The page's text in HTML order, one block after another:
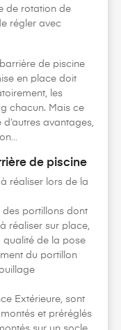
de rotation de
régler avec
de piscine
en place doit
les
chacun. Mais ce
avantages,
de piscine
à réaliser lors de la
portillons dont
réaliser sur place,
qualité de la pose
du portillon
Extérieure, sont
et préréglés